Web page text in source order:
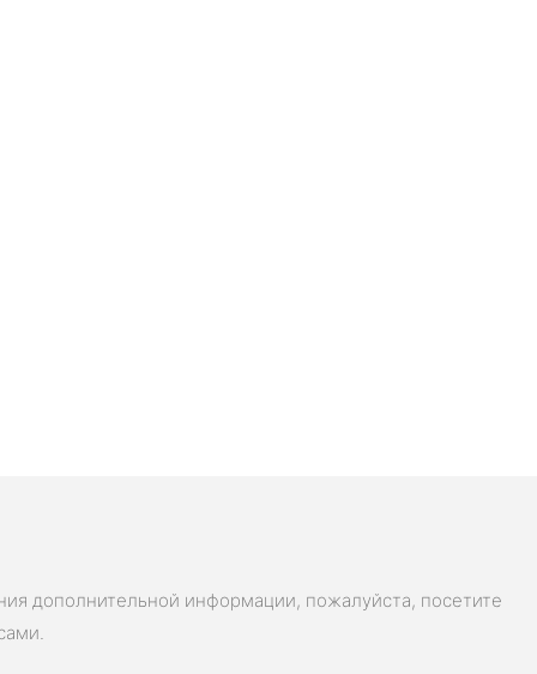
дополнительной информации, пожалуйста, посетите